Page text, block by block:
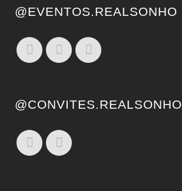
@EVENTOS.REALSONHO
@CONVITES.REALSONHO